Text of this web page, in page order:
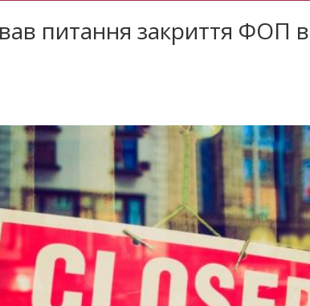
питання закриття ФОП